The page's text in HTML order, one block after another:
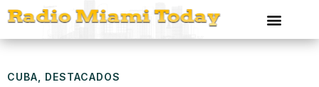
CUBA DESTACADOS